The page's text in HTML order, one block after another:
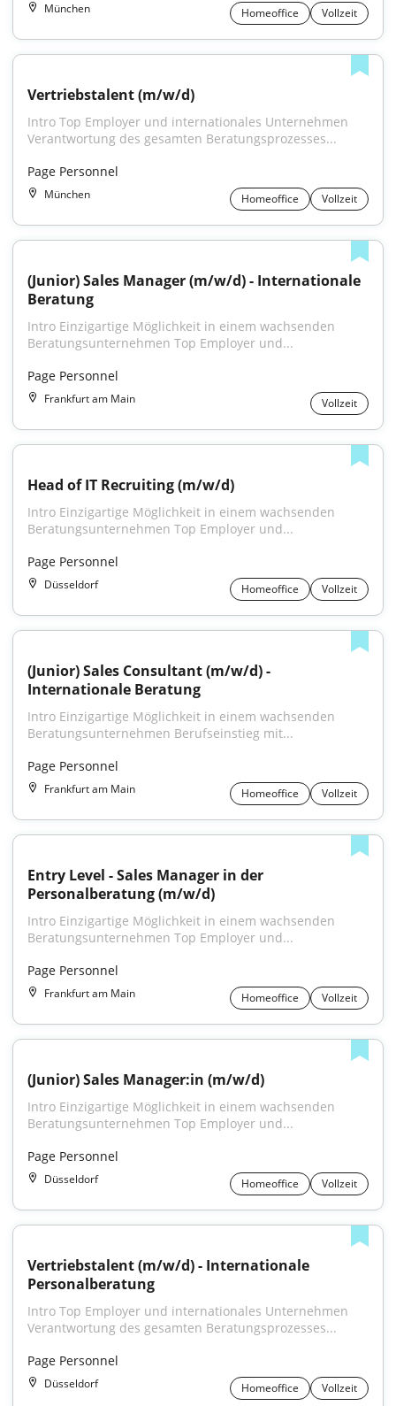
München Homeoffice Vollzeit
Vertriebstalent (m/w/d)
Intro Top Employer und internationales Unternehmen
Verantwortung des gesamten Beratungsprozesses...
Page Personnel
München Homeoffice Vollzeit
(Junior) Sales Manager (m/w/d) - Internationale
Beratung
Intro Einzigartige Möglichkeit in einem wachsenden
Beratungsunternehmen Top Employer und...
Page Personnel
Frankfurt am Main Vollzeit
Head of IT Recruiting (m/w/d)
Intro Einzigartige Möglichkeit in einem wachsenden
Beratungsunternehmen Top Employer und...
Page Personnel
Düsseldorf Homeoffice Vollzeit
(Junior) Sales Consultant (m/w/d) -
Internationale Beratung
Intro Einzigartige Möglichkeit in einem wachsenden
Beratungsunternehmen Berufseinstieg mit...
Page Personnel
Frankfurt am Main Homeoffice Vollzeit
Entry Level - Sales Manager in der
Personalberatung (m/w/d)
Intro Einzigartige Möglichkeit in einem wachsenden
Beratungsunternehmen Top Employer und...
Page Personnel
Frankfurt am Main Homeoffice Vollzeit
(Junior) Sales Manager:in (m/w/d)
Intro Einzigartige Möglichkeit in einem wachsenden
Beratungsunternehmen Top Employer und...
Page Personnel
Düsseldorf Homeoffice Vollzeit
Vertriebstalent (m/w/d) - Internationale
Personalberatung
Intro Top Employer und internationales Unternehmen
Verantwortung des gesamten Beratungsprozesses...
Page Personnel
Düsseldorf Homeoffice Vollzeit